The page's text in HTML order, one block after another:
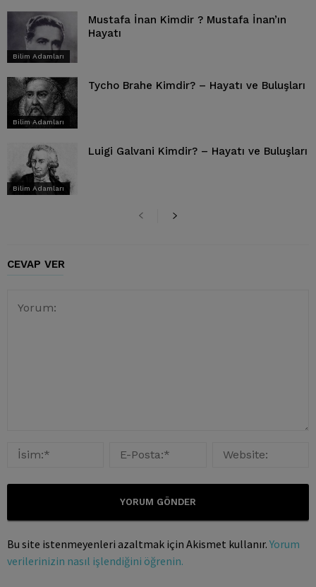
Bilim Adamları
Mustafa İnan Kimdir ? Mustafa İnan’ın
Hayatı
Bilim Adamları
Tycho Brahe Kimdir? – Hayatı ve Buluşları
Bilim Adamları
Luigi Galvani Kimdir? – Hayatı ve Buluşları
CEVAP VER
Bu site istenmeyenleri azaltmak için Akismet kullanır. Yorum
verilerinizin nasıl işlendiğini öğrenin.